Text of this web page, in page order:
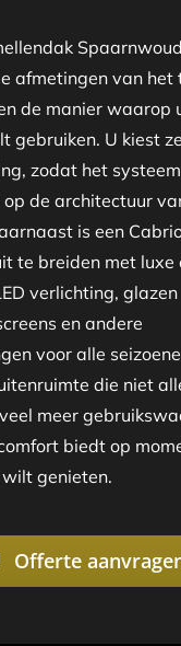
afmetingen van het
de manier waarop
gebruiken. U kiest
zodat het
de architectuur
is een
te breiden met luxe
verlichting, glazen
en andere
voor alle
die niet
meer
biedt op
genieten.
Offerte